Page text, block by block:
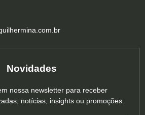
Novidades
nossa newsletter para receber
notícias, insights ou promoções.